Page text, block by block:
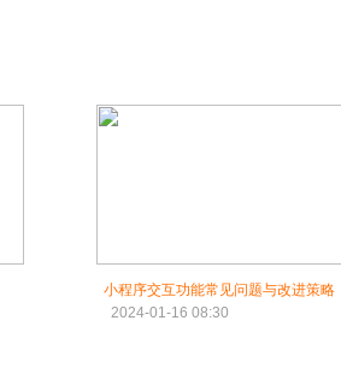
小程序交互功能常见问题与改进策略
2024-01-16 08:30